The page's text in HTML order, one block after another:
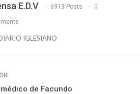
E.D.V 6913 Posts 0
IGLESIANO
de Facundo